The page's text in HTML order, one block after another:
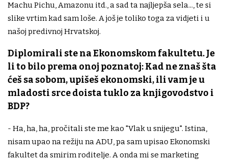
Machu Pichu, Amazonu itd., a sad ta najljepša sela..., te si
slike vrtim kad sam loše. A još je toliko toga za vidjeti i u
našoj predivnoj Hrvatskoj.
Diplomirali ste na Ekonomskom fakultetu. Je
li to bilo prema onoj poznatoj: Kad ne znaš šta
ćeš sa sobom, upišeš ekonomski, ili vam je u
mladosti srce doista tuklo za knjigovodstvo i
BDP?
- Ha, ha, ha, pročitali ste me kao "Vlak u snijegu". Istina,
nisam upao na režiju na ADU, pa sam upisao Ekonomski
fakultet da smirim roditelje. A onda mi se marketing